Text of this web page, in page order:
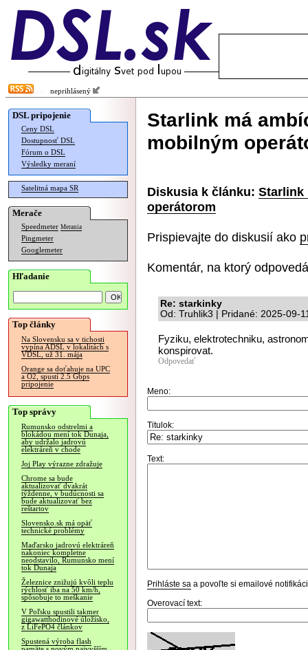
neprihlásený
DSL pripojenie
Ceny DSL
Dostupnosť DSL
Fórum o DSL
Výsledky meraní
Satelitná mapa SR
Merače
Speedmeter Merania
Pingmeter
Googlemeter
Hľadanie
Top články
Na Slovensku sa v tichosti
vypína ADSL v lokalitách s
VDSL, už 31. mája
Orange sa doťahuje na UPC
a O2, spustí 2.5 Gbps
pripojenie
Top správy
Rumunsko odstrelmi a
blokádou mení tok Dunaja,
aby udržalo jadrovú
elektráreň v chode
Joj Play výrazne zdražuje
Chrome sa bude
aktualizovať dvakrát
týždenne, v budúcnosti sa
bude aktualizovať bez
reštartov
Slovensko.sk má opäť
technické problémy
Maďarsko jadrovú elektráreň
nakoniec kompletne
neodstavilo, Rumunsko mení
tok Dunaja
Železnice znižujú kvôli teplu
rýchlosť iba na 50 km/h,
spôsobuje to meškanie
V Poľsku spustili takmer
gigawatthodinové úložisko,
z LiFePO4 článkov
Spustená výroba flash
Starlink má
mobilným
Diskusia k článku: Starlink
operátorom
Prispievajte do diskusií ako
Komentár, na ktorý
Re: starkinky
Od: Truhlik3 | Pridané: 2025-09-
Fyziku, elektrotechniku,
konspirovat.
Odpovedať
Meno:
Titulok:
Text:
Prihláste sa a povoľte si emailové
Overovací text: